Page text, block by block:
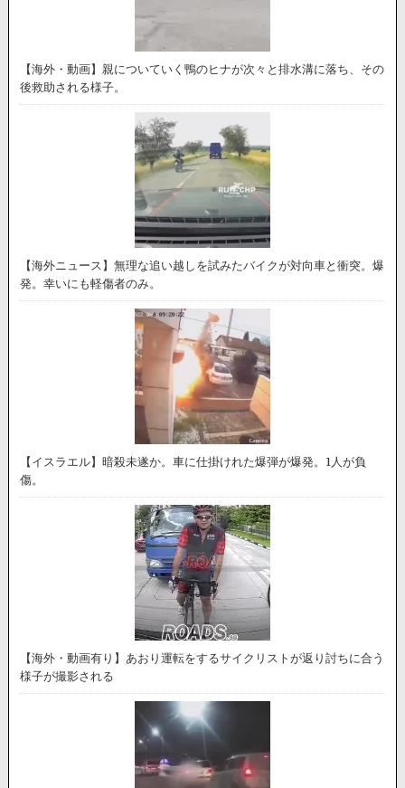
【海外・動画】親についていく鴨のヒナが次々と排水溝に落ち、その
後救助される様子。
【海外ニュース】無理な追い越しを試みたバイクが対向車と衝突。爆
発。幸いにも軽傷者のみ。
【イスラエル】暗殺未遂か。車に仕掛けれた爆弾が爆発。1人が負
傷。
【海外・動画有り】あおり運転をするサイクリストが返り討ちに合う
様子が撮影される